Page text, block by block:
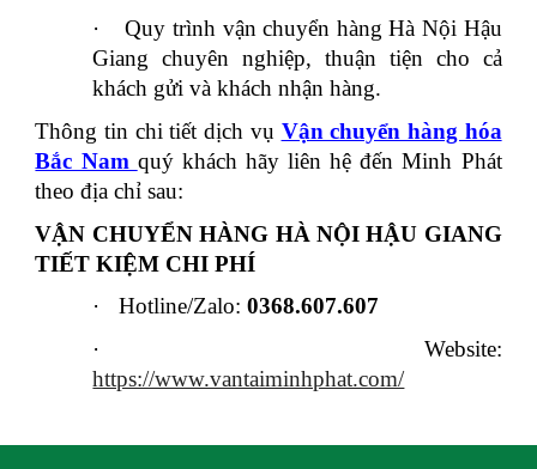
·
Quy trình vận chuyển hàng Hà Nội Hậu
Giang chuyên nghiệp, thuận tiện cho cả
khách gửi và khách nhận hàng.
Thông tin chi tiết dịch vụ Vận chuyển hàng hóa
Bắc Nam quý khách hãy liên hệ đến Minh Phát
theo địa chỉ sau:
VẬN CHUYỂN HÀNG HÀ NỘI HẬU GIANG
TIẾT KIỆM CHI PHÍ
·
Hotline/Zalo:0368.607.607
·
Website:
https://www.vantaiminhphat.com/